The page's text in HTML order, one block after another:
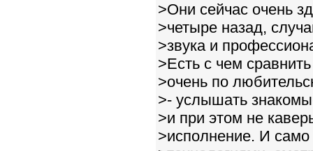
>Они сейчас очень
>четыре назад,
>звука и
>Есть с чем
>очень по
>- услышать
>и при этом не
>исполнение. И